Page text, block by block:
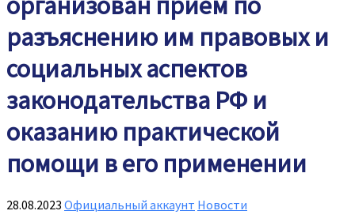
разъяснению им правовых и
социальных аспектов
законодательства РФ и
оказанию практической
помощи в его применении
28.08.2023 Официальный аккаунт Новости